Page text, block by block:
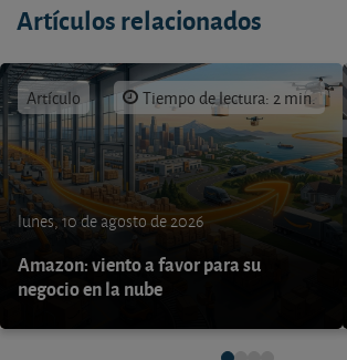
Artículos relacionados
Artículo Tiempo de lectura: 2 min.
lunes, 10 de agosto de 2026
Amazon: viento a favor para su
negocio en la nube